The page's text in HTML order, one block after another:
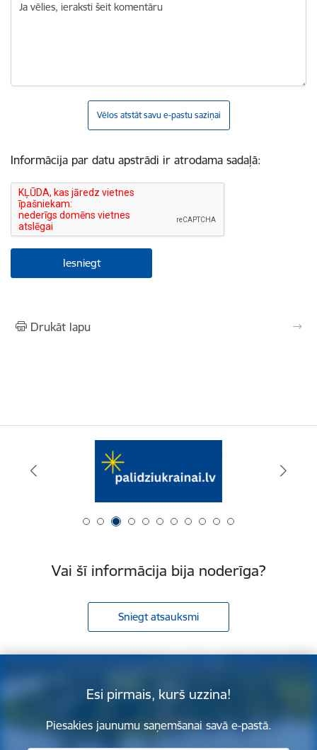
Ja vēlies, ieraksti šeit komentāru
Vēlos atstāt savu e-pastu saziņai
Informācija par datu apstrādi ir atrodama sadaļā:
Drukāt lapu
Vai šī informācija bija noderīga?
Sniegt atsauksmi
Esi pirmais, kurš uzzina!
Piesakies jaunumu saņemšanai savā e-pastā.